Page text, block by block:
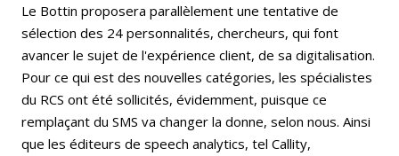
Le Bottin proposera parallèlement une tentative de
sélection des 24 personnalités, chercheurs, qui font
avancer le sujet de l'expérience client, de sa digitalisation.
Pour ce qui est des nouvelles catégories, les spécialistes
du RCS ont été sollicités, évidemment, puisque ce
remplaçant du SMS va changer la donne, selon nous. Ainsi
que les éditeurs de speech analytics, tel Callity,